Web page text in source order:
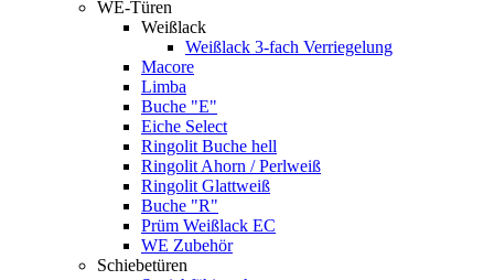
WE-Türen
Weißlack
Weißlack 3-fach Verriegelung
Macore
Limba
Buche "E"
Eiche Select
Ringolit Buche hell
Ringolit Ahorn / Perlweiß
Ringolit Glattweiß
Buche "R"
Prüm Weißlack EC
WE Zubehör
Schiebetüren